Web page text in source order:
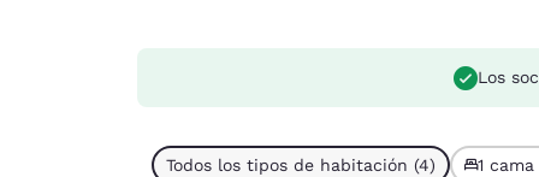
Los
Todos los tipos de habitación (4) 1 cama